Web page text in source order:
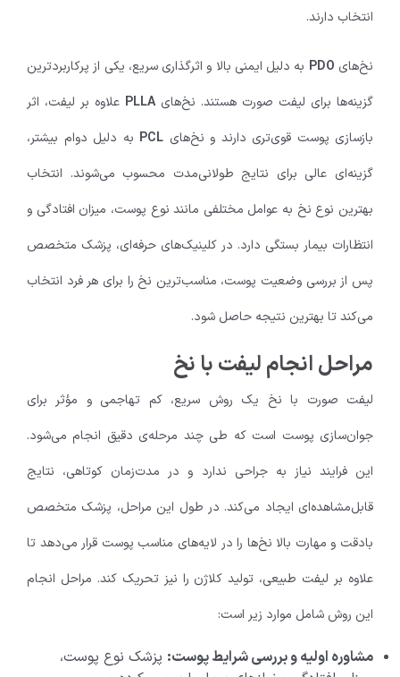
انتخاب دارند.
نخ‌های PDO به دلیل ایمنی بالا و اثرگذاری سریع، یکی از پرکاربردترین
گزینه‌ها برای لیفت صورت هستند. نخ‌هایPLLA علاوه بر لیفت، اثر
بازسازی پوست قوی‌تری دارند و نخ‌های PCL به دلیل دوام بیشتر،
گزینه‌ای عالی برای نتایج طولانی‌مدت محسوب می‌شوند. انتخاب
بهترین نوع نخ به عوامل مختلفی مانند نوع پوست، میزان افتادگی و
انتظارات بیمار بستگی دارد. در کلینیک‌های حرفه‌ای، پزشک متخصص
پس از بررسی وضعیت پوست، مناسب‌ترین نخ را برای هر فرد انتخاب
می‌کند تا بهترین نتیجه حاصل شود.
مراحل انجام لیفت با نخ
لیفت صورت با نخ یک روش سریع، کم تهاجمی و مؤثر برای
جوان‌سازی پوست است که طی چند مرحله‌ی دقیق انجام می‌شود.
این فرایند نیاز به جراحی ندارد و در مدت‌زمان کوتاهی، نتایج
قابل‌مشاهده‌ای ایجاد می‌کند. در طول این مراحل، پزشک متخصص
بادقت و مهارت بالا نخ‌ها را در لایه‌های مناسب پوست قرار می‌دهد تا
علاوه بر لیفت طبیعی، تولید کلاژن را نیز تحریک کند. مراحل انجام
این روش شامل موارد زیر است:
مشاوره اولیه و بررسی شرایط پوست: پزشک نوع پوست،